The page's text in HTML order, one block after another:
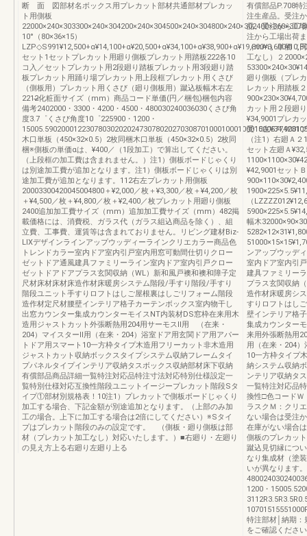
断 面 図部材名ボックス用プレカット部材共通部材プレカッ
ト用側板
10°（80×36×15）
セット1セットプレカット用廻り側板プレカット用踏板222各10
コ入／セットプレカット用2段廻り踏板プレカット用3段廻り踏
板プレカット用踊り場プレカット用上段框プレカット用くさび
（側板用）プレカット用くさび（廻り側板用）蹴込板幅木右左
2212̶̶化粧面サイズ（mm）商品コード単価(円／梱包)梱包内容
備考2402000・3300・4200・4500・480030240036030くさび角
度3.7゜くさび角度10゜225900・1200・
木口単板（450×32×0.5）2枚同梱木口単板（450×32×0.5）2枚同
梱※側板の単価αは、¥400／（1段加工）で算出してください。
（上段框の加工費は含まれません。）注1）側板ボードじゃくり
は別途加工費が追加となります。注1）側板ボードじゃくりは別
途加工費が追加となります。112右左プレカット用側板
20003300420045004800＋¥2,000／枚＋¥3,300／枚＋¥4,200／枚
＋¥4,500／枚＋¥4,800／枚＋¥2,400／枚プレカット用廻り側板
2400追加加工費サイズ（mm）追加加工費サイズ（mm）482掲
載価格には、消費税、ガラス代（ガラス組込商品を除く）、組
立費、工事費、運賃等は含まれておりません。リビング建材Biz-
LIXデザインラインアップウッディーラインクリエカラー商品色
トレンドカラー室内ドア室内引戸室内用窓可動間仕切りクロー
ゼットドア通風建具ファミリーライン室内ドア室内引戸クロー
ゼットドアドアプラス玄関収納（WL）新和風戸襖和襖和障子定
尺材床材床材床造作材床暖房システム階段/手すり階段/手すり
階段ユニット手すりロフトはしご屋根裏はしごリフォーム階段
造作材定尺材腰壁インテリア格子カーテンボックス室内物干し
出窓カウンター集成カウンターモイスNT内装材DS窓枠在来用木
造用ジャストカット外張断熱用204用サーモスⅡ用 （在来・
204）マイスターⅡ用（在来・204）浴室ドア用玄関ドア用アパー
トドア用スマート10一方枠タイプ木造用フリーカット非木造用
ジャストカット収納ボックスタイプシステム収納フレームタイ
プパネルタイプインテリア収納タスボックス収納部材床下収納
有償部品商品詳細一覧特注対応品特注寸法対応特別仕様設定一
覧特別仕様対応互換性階段ユニットイージープレカット階段Sタ
イプ①部材別規格表！10注1）プレカットで側板ボードじゃくり
加工する場合、下記金額が別途追加となります。（上部のみ加
工の場合。上下に加工する場合は2倍にしてください）※Sタイ
プはプレカット階段のみの設定です。 （側板・廻り側板は部
材（プレカット加工なし）対応いたします。）■右廻り・左廻り
の見え方上る右廻り左廻り上る
有償部品P.708特
注生産品。受注
品。受注から工
注から工場出荷
（mm）単価（
工なし）２
廻り側板（プレ
レカット用踏板
カット用２段廻
¥34,9001プレカ
受15左¥34,9001
（注1）右廻Ａ
セット左廻Ａ
¥42,9001セット
（
幅木
ンアップウッデ
室内ドア室内引
建具ファミリー
プラス玄関収納
造作材床暖房シ
すりロフトはし
壁インテリア格
集成カウンター
来用外張断熱用
用（在来・204
10一方枠タイプ
納システム収納
ンテリア収納タ
一覧特注対応品
換性□色コードＷ
ラスクＭ：クリ
ない場合は受注
在庫がない場合
側板のプレカッ
蹴込見切縁につ
なり集成材（塗
いが異なります
1200・
特注部材│納期：
をご確認くださ